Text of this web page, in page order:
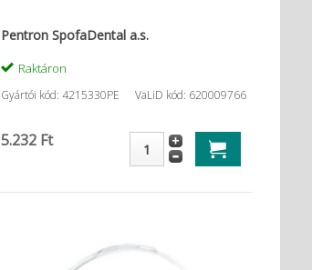
Pentron SpofaDental a.s.
Raktáron
Gyártói kód: 4215330PE VaLiD kód: 620009766
5.232 Ft